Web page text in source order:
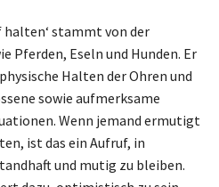
halten‘ stammt von der
Pferden, Eseln und Hunden. Er
Halten der Ohren und
sowie aufmerksame
Wenn jemand ermutigt
ist das ein Aufruf, in
und mutig zu bleiben.